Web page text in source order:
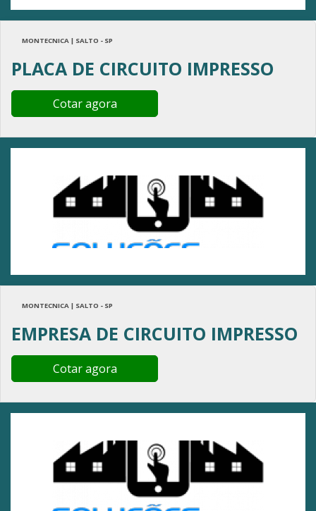
MONTECNICA | SALTO - SP
PLACA DE CIRCUITO IMPRESSO
Cotar agora
MONTECNICA | SALTO - SP
EMPRESA DE CIRCUITO IMPRESSO
Cotar agora